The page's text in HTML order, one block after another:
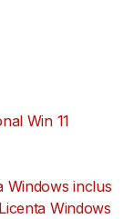
Win 11
Windows inclus
Windows